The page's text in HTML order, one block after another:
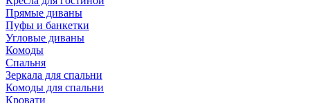
Прямые диваны
Пуфы и банкетки
Угловые диваны
Комоды
Спальня
Зеркала для спальни
Комоды для спальни
Кровати